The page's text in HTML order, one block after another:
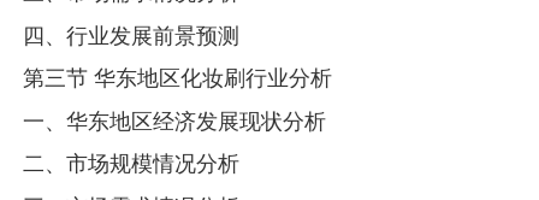
四、行业发展前景预测
第三节 华东地区化妆刷行业分析
一、华东地区经济发展现状分析
二、市场规模情况分析